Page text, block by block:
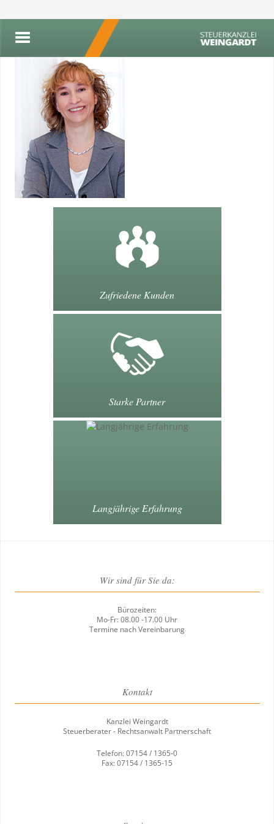
Zufriedene Kunden
Starke Partner
Langjährige Erfahrung
Wir sind für Sie da:
Bürozeiten:
Mo-Fr: 08.00 -17.00 Uhr
Termine nach Vereinbarung
Kontakt
Kanzlei Weingardt
Steuerberater - Rechtsanwalt Partnerschaft
Telefon: 07154 / 1365-0
Fax: 07154 / 1365-15